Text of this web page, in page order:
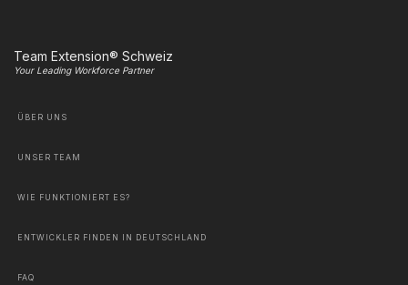
Team Extension® Schweiz
Your Leading Workforce Partner
ÜBER UNS
UNSER TEAM
WIE FUNKTIONIERT ES?
ENTWICKLER FINDEN IN DEUTSCHLAND
FAQ